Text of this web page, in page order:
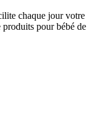
chaque jour votre
pour bébé de